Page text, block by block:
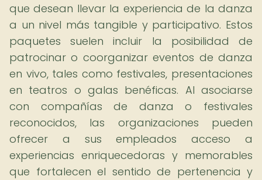
que desean llevar la experiencia de la danza
a un nivel más tangible y participativo. Estos
paquetes suelen incluir la posibilidad de
patrocinar o coorganizar eventos de danza
en vivo, tales como festivales, presentaciones
en teatros o galas benéficas. Al asociarse
con compañías de danza o festivales
reconocidos, las organizaciones pueden
ofrecer a sus empleados acceso a
experiencias enriquecedoras y memorables
que fortalecen el sentido de pertenencia y